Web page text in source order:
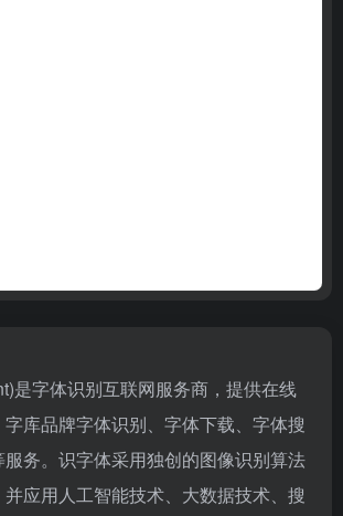
是字体识别互联网服务商，提供在线
库品牌字体识别、字体下载、字体搜
务。识字体采用独创的图像识别算法
应用人工智能技术、大数据技术、搜